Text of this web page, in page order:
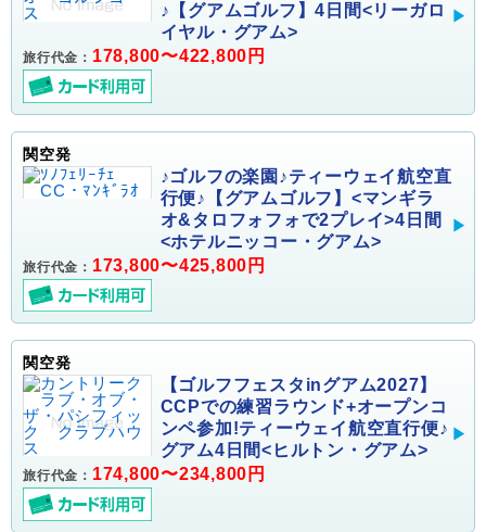
♪【グアムゴルフ】4日間<リーガロ
イヤル・グアム>
旅行代金： 178,800〜422,800円
関空発
♪ゴルフの楽園♪ティーウェイ航空直
行便♪【グアムゴルフ】<マンギラ
オ&タロフォフォで2プレイ>4日間
<ホテルニッコー・グアム>
旅行代金： 173,800〜425,800円
関空発
【ゴルフフェスタinグアム2027】
CCPでの練習ラウンド+オープンコ
ンペ参加!ティーウェイ航空直行便♪
グアム4日間<ヒルトン・グアム>
旅行代金： 174,800〜234,800円